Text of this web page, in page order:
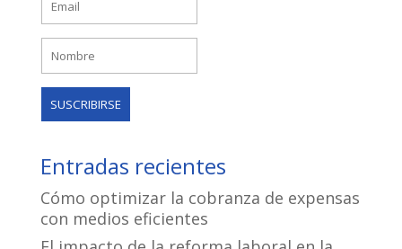
Entradas recientes
Cómo optimizar la cobranza de expensas
con medios eficientes